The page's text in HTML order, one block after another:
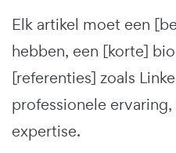
Elk artikel moet een
hebben, een [korte]
[referenties] zoals
professionele
expertise.